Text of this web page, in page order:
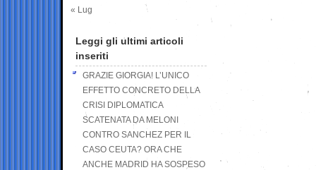
« Lug
Leggi gli ultimi articoli
inseriti
GRAZIE GIORGIA! L’UNICO
EFFETTO CONCRETO DELLA
CRISI DIPLOMATICA
SCATENATA DA MELONI
CONTRO SANCHEZ PER IL
CASO CEUTA? ORA CHE
ANCHE MADRID HA SOSPESO